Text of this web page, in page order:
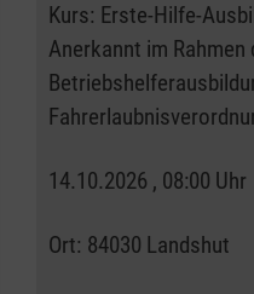
Kurs: Erste-Hilfe-
Anerkannt im Rahmen
14.10.2026 , 08:00 Uhr
Ort: 84030 Landshut